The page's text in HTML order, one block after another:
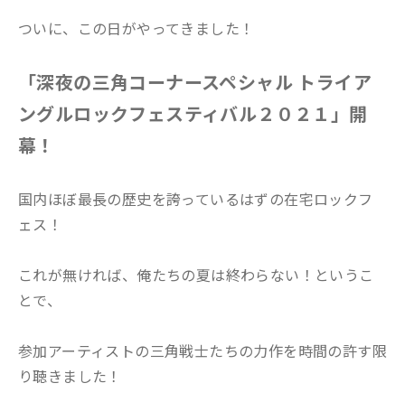
ついに、この日がやってきました！
「深夜の三角コーナースペシャル トライア
ングルロックフェスティバル２０２１」開
幕！
国内ほぼ最長の歴史を誇っているはずの在宅ロックフ
ェス！
これが無ければ、俺たちの夏は終わらない！というこ
とで、
参加アーティストの三角戦士たちの力作を時間の許す限
り聴きました！